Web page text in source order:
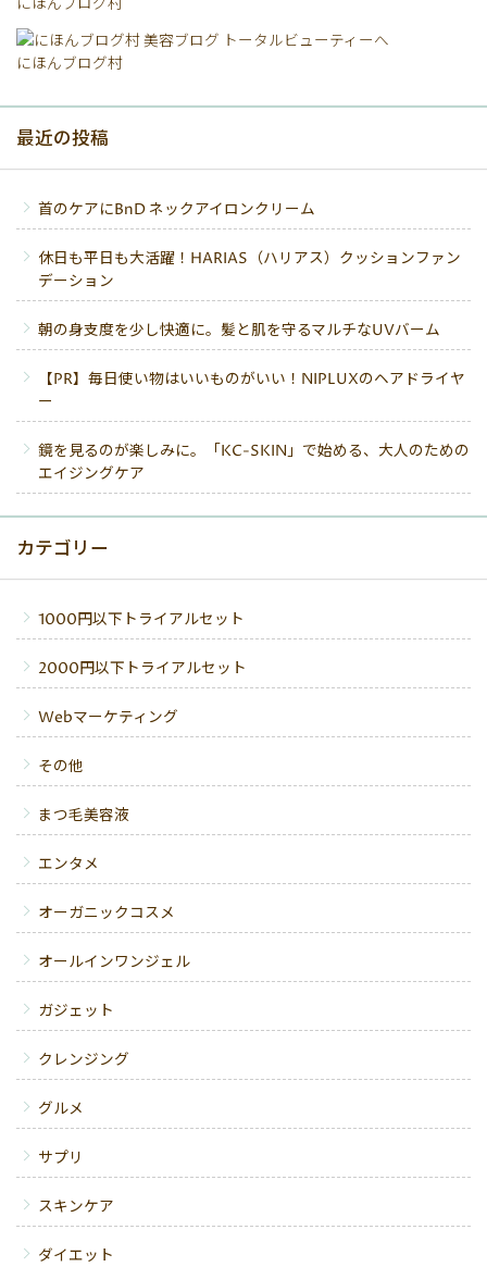
にほんブログ村
最近の投稿
首のケアにBnD ネックアイロンクリーム
休日も平日も大活躍！HARIAS（ハリアス）クッションファン
デーション
朝の身支度を少し快適に。髪と肌を守るマルチなUVバーム
【PR】毎日使い物はいいものがいい！NIPLUXのヘアドライヤ
ー
鏡を見るのが楽しみに。「KC-SKIN」で始める、大人のための
エイジングケア
カテゴリー
1000円以下トライアルセット
2000円以下トライアルセット
Webマーケティング
その他
まつ毛美容液
エンタメ
オーガニックコスメ
オールインワンジェル
ガジェット
クレンジング
グルメ
サプリ
スキンケア
ダイエット